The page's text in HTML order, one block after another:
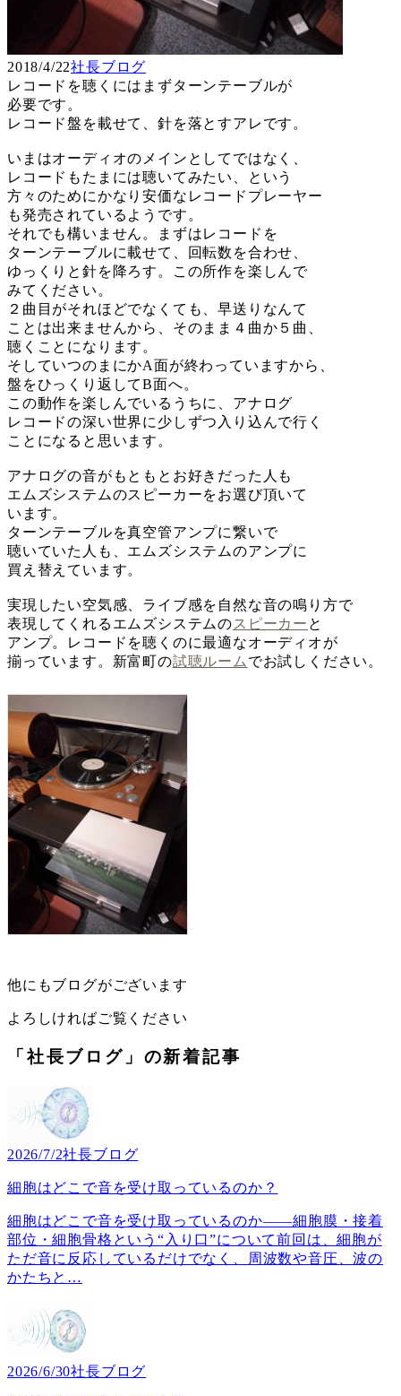
2018/4/22社長ブログ
レコードを聴くにはまずターンテーブルが
必要です。
レコード盤を載せて、針を落とすアレです。
いまはオーディオのメインとしてではなく、
レコードもたまには聴いてみたい、という
方々のためにかなり安価なレコードプレーヤー
も発売されているようです。
それでも構いません。まずはレコードを
ターンテーブルに載せて、回転数を合わせ、
ゆっくりと針を降ろす。この所作を楽しんで
みてください。
２曲目がそれほどでなくても、早送りなんて
ことは出来ませんから、そのまま４曲か５曲、
聴くことになります。
そしていつのまにかA面が終わっていますから、
盤をひっくり返してB面へ。
この動作を楽しんでいるうちに、アナログ
レコードの深い世界に少しずつ入り込んで行く
ことになると思います。
アナログの音がもともとお好きだった人も
エムズシステムのスピーカーをお選び頂いて
います。
ターンテーブルを真空管アンプに繋いで
聴いていた人も、エムズシステムのアンプに
買え替えています。
実現したい空気感、ライブ感を自然な音の鳴り方で
表現してくれるエムズシステムのスピーカー と
アンプ。レコードを聴くのに最適なオーディオが
揃っています。新富町の試聴ルーム でお試しください。
他にもブログがございます
よろしければご覧ください
「社長ブログ」の新着記事
2026/7/2社長ブログ
細胞はどこで音を受け取っているのか？
細胞はどこで音を受け取っているのか――細胞膜・接着
部位・細胞骨格という“入り口”について前回は、細胞が
ただ音に反応しているだけでなく、周波数や音圧、波の
かたちと …
2026/6/30社長ブログ